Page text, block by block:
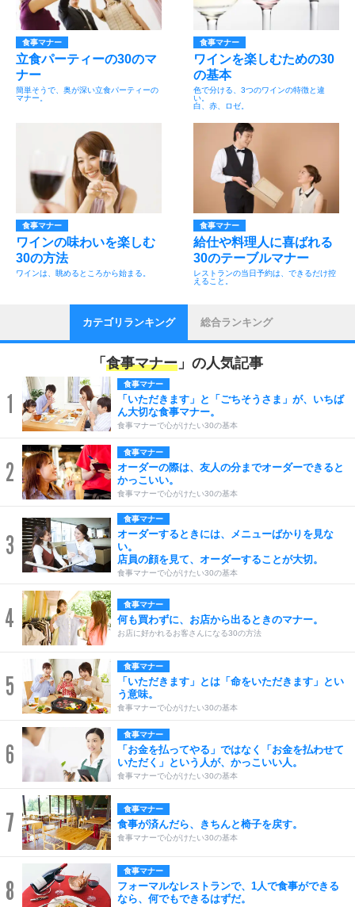
食事マナー
立食パーティーの30のマ
ナー
簡単そうで、奥が深い立食パーティーの
マナー。
食事マナー
ワインを楽しむための30
の基本
色で分ける、3つのワインの特徴と違
い。
白、赤、ロゼ。
食事マナー
ワインの味わいを楽しむ
30の方法
ワインは、眺めるところから始まる。
食事マナー
給仕や料理人に喜ばれる
30のテーブルマナー
レストランの当日予約は、できるだけ控
えること。
カテゴリランキング 総合ランキング
「 食事マナー 」の人気記事
1
食事マナー
「いただきます」と「ごちそうさま」が、いちば
ん大切な食事マナー。
食事マナーで心がけたい30の基本
2
食事マナー
オーダーの際は、友人の分までオーダーできると
かっこいい。
食事マナーで心がけたい30の基本
3
食事マナー
オーダーするときには、メニューばかりを見な
い。
店員の顔を見て、オーダーすることが大切。
食事マナーで心がけたい30の基本
4 食事マナー
何も買わずに、お店から出るときのマナー。
お店に好かれるお客さんになる30の方法
5
食事マナー
「いただきます」とは「命をいただきます」とい
う意味。
食事マナーで心がけたい30の基本
6
食事マナー
「お金を払ってやる」ではなく「お金を払わせて
いただく」という人が、かっこいい人。
食事マナーで心がけたい30の基本
7 食事マナー
食事が済んだら、きちんと椅子を戻す。
食事マナーで心がけたい30の基本
8
食事マナー
フォーマルなレストランで、1人で食事ができる
なら、何でもできるはずだ。